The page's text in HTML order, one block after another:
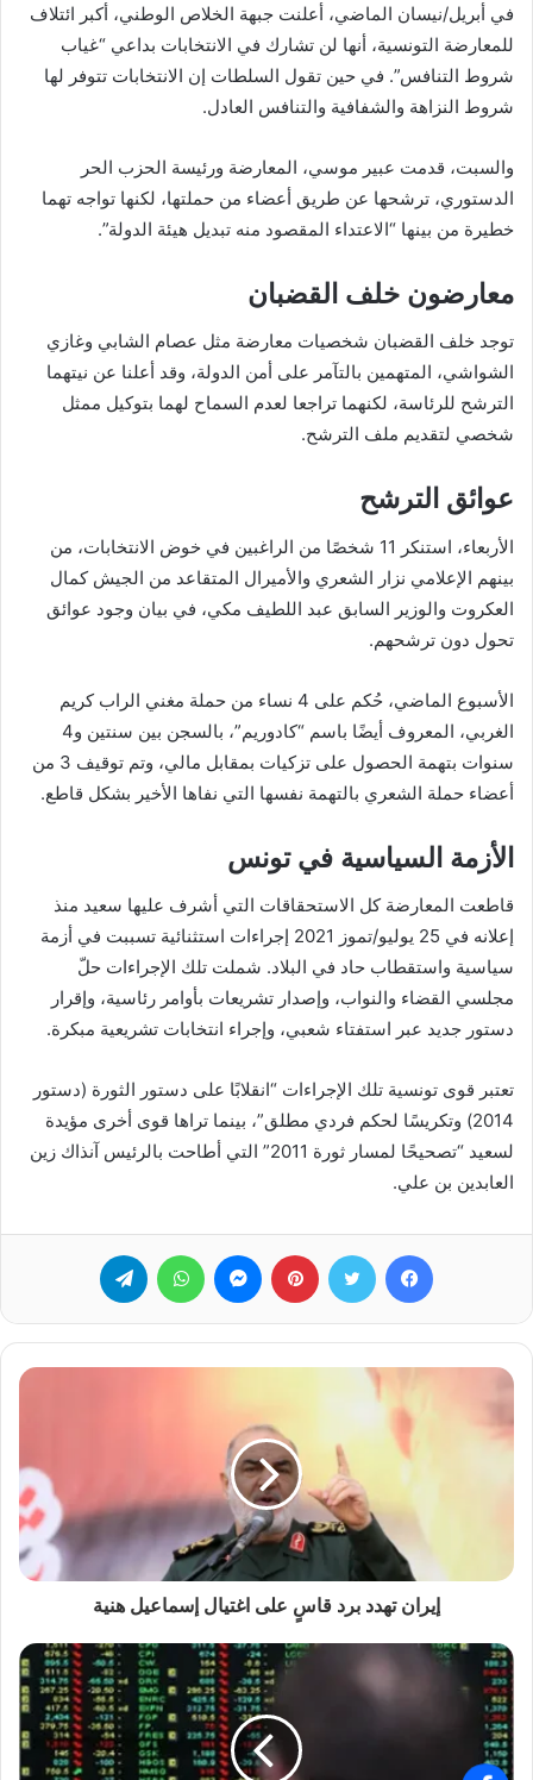
في أبريل/نيسان الماضي، أعلنت جبهة الخلاص الوطني، أكبر ائتلاف
للمعارضة التونسية، أنها لن تشارك في الانتخابات بداعي “غياب
شروط التنافس”. في حين تقول السلطات إن الانتخابات تتوفر لها
شروط النزاهة والشفافية والتنافس العادل.
والسبت، قدمت عبير موسي، المعارضة ورئيسة الحزب الحر
الدستوري، ترشحها عن طريق أعضاء من حملتها، لكنها تواجه تهما
خطيرة من بينها “الاعتداء المقصود منه تبديل هيئة الدولة”.
معارضون خلف القضبان
توجد خلف القضبان شخصيات معارضة مثل عصام الشابي وغازي
الشواشي، المتهمين بالتآمر على أمن الدولة، وقد أعلنا عن نيتهما
الترشح للرئاسة، لكنهما تراجعا لعدم السماح لهما بتوكيل ممثل
شخصي لتقديم ملف الترشح.
عوائق الترشح
الأربعاء، استنكر 11 شخصًا من الراغبين في خوض الانتخابات، من
بينهم الإعلامي نزار الشعري والأميرال المتقاعد من الجيش كمال
العكروت والوزير السابق عبد اللطيف مكي، في بيان وجود عوائق
تحول دون ترشحهم.
الأسبوع الماضي، حُكم على 4 نساء من حملة مغني الراب كريم
الغربي، المعروف أيضًا باسم “كادوريم”، بالسجن بين سنتين و4
سنوات بتهمة الحصول على تزكيات بمقابل مالي، وتم توقيف 3 من
أعضاء حملة الشعري بالتهمة نفسها التي نفاها الأخير بشكل قاطع.
الأزمة السياسية في تونس
قاطعت المعارضة كل الاستحقاقات التي أشرف عليها سعيد منذ
إعلانه في 25 يوليو/تموز 2021 إجراءات استثنائية تسببت في أزمة
سياسية واستقطاب حاد في البلاد. شملت تلك الإجراءات حلّ
مجلسي القضاء والنواب، وإصدار تشريعات بأوامر رئاسية، وإقرار
دستور جديد عبر استفتاء شعبي، وإجراء انتخابات تشريعية مبكرة.
تعتبر قوى تونسية تلك الإجراءات “انقلابًا على دستور الثورة (دستور
2014) وتكريسًا لحكم فردي مطلق”، بينما تراها قوى أخرى مؤيدة
لسعيد “تصحيحًا لمسار ثورة 2011” التي أطاحت بالرئيس آنذاك زين
العابدين بن علي.
فيسبوك تويتر بينتيريست ماسنجر واتساب
إيران تهدد برد قاسٍ على اغتيال إسماعيل هنية